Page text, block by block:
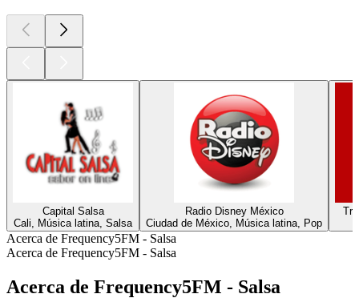
Capital Salsa
Cali, Música latina, Salsa
Radio Disney México
Ciudad de México, Música latina, Pop
Acerca de Frequency5FM - Salsa
Acerca de Frequency5FM - Salsa
Acerca de Frequency5FM - Salsa